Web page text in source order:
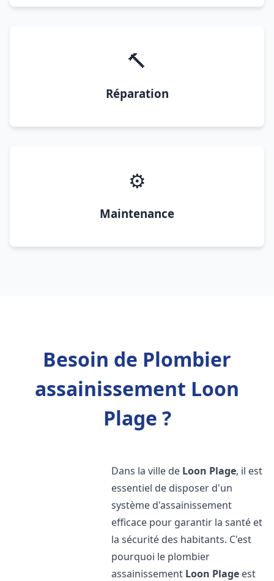
🔨
Réparation
⚙️
Maintenance
Besoin de Plombier
assainissement Loon
Plage ?
Dans la ville de Loon Plage, il est
essentiel de disposer d'un
système d'assainissement
efficace pour garantir la santé et
la sécurité des habitants. C'est
pourquoi le plombier
assainissement Loon Plage est